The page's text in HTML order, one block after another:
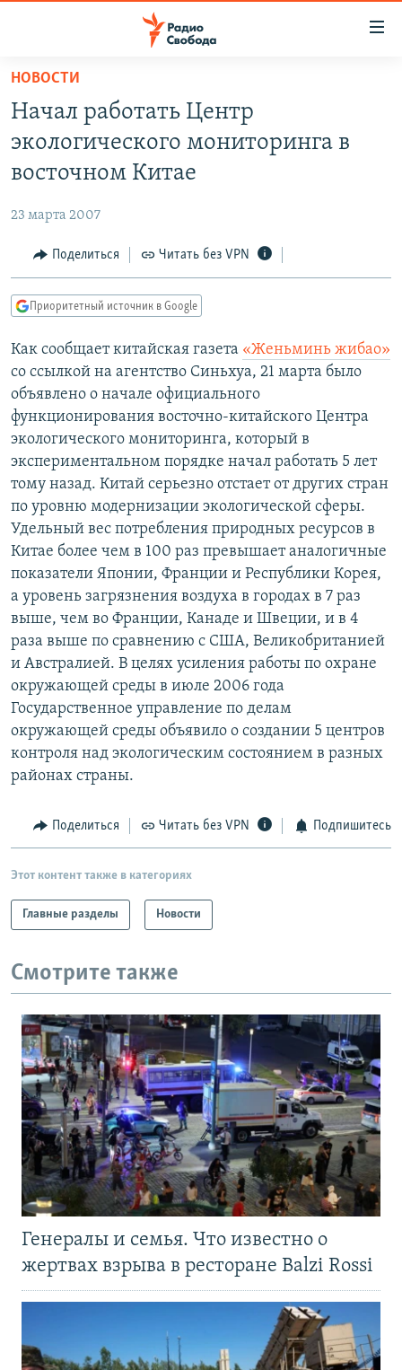
упрощенного
доступа
основному
Вернутся
Вернутся
поиску
ПОДКАСТЫ
АВТОРСКИЕ ПРОЕКТЫ
МНЕНИЯ
КУЛЬТУРА
КАВКАЗ.РЕАЛИИ
СЕВЕР.РЕАЛИИ
СИБИРЬ.РЕАЛИИ
РАСПИСАНИЕ ВЕЩАНИЯ
ПОДПИШИТЕСЬ НА РАССЫЛКУ
Все сайты РСЕ/РС
НОВОСТИ
Начал работать Центр
экологического мониторинга в
восточном Китае
23 марта 2007
Поделиться Читать без VPN
Приоритетный источник в Google
Как сообщает китайская газета «Женьминь жибао»
со ссылкой на агентство Синьхуа, 21 марта было
объявлено о начале официального
функционирования восточно-китайского Центра
экологического мониторинга, который в
экспериментальном порядке начал работать 5 лет
тому назад. Китай серьезно отстает от других стран
по уровню модернизации экологической сферы.
Удельный вес потребления природных ресурсов в
Китае более чем в 100 раз превышает аналогичные
показатели Японии, Франции и Республики Корея,
а уровень загрязнения воздуха в городах в 7 раз
выше, чем во Франции, Канаде и Швеции, и в 4
раза выше по сравнению с США, Великобританией
и Австралией. В целях усиления работы по охране
окружающей среды в июле 2006 года
Государственное управление по делам
окружающей среды объявило о создании 5 центров
контроля над экологическим состоянием в разных
районах страны.
Поделиться Читать без VPN Подпишитесь
Этот контент также в категориях
Главные разделы Новости
Смотрите также
Генералы и семья. Что известно о
жертвах взрыва в ресторане Balzi Rossi